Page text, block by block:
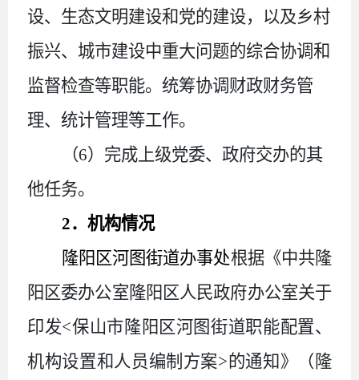
设、生态文明建设和党的建设，以及乡村
振兴、城市建设中重大问题的综合协调和
监督检查等职能。统筹协调财政财务管
理、统计管理等工作。
（6）完成上级党委、政府交办的其
他任务。
2．机构情况
隆阳区河图街道办事处根据《中共隆
阳区委办公室隆阳区人民政府办公室关于
印发<保山市隆阳区河图街道职能配置、
机构设置和人员编制方案>的通知 》
（隆